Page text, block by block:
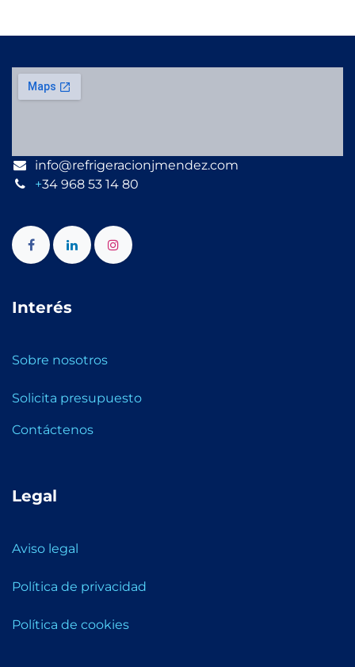
info@refrigeracionjmendez.com
+34 968 53 14 80
Interés
Sobre nosotros
Solicita presupuesto
Contáctenos
Legal
Aviso legal
Política de privacidad
Política de cookies